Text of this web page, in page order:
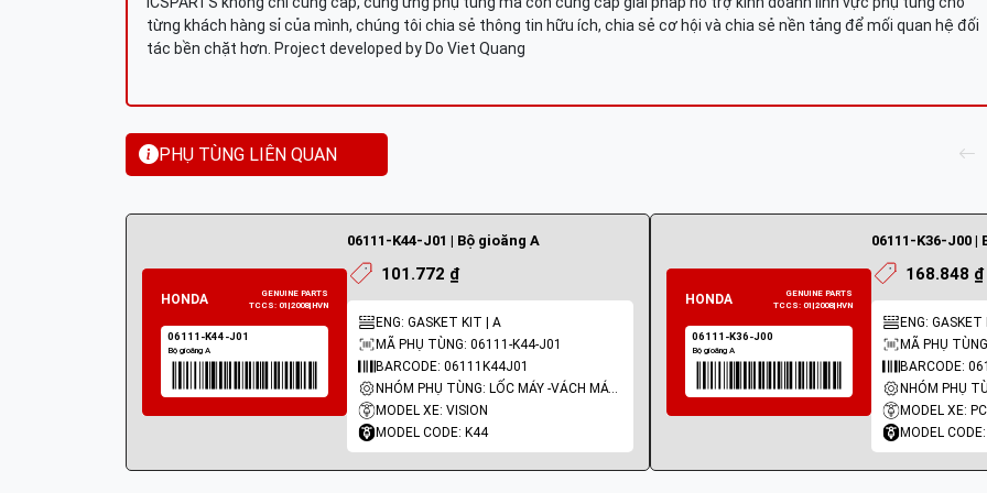
từng khách hàng sỉ của mình, chúng tôi chia sẻ thông tin hữu ích, chia sẻ cơ hội và chia sẻ nền tảng để mối quan hệ đối
tác bền chặt hơn. Project developed by Do Viet Quang
PHỤ TÙNG LIÊN QUAN
06111-K44-J01 | Bộ gioăng A
101.772 ₫
ENG: GASKET KIT | A
MÃ PHỤ TÙNG: 06111-K44-J01
BARCODE: 06111K44J01
NHÓM PHỤ TÙNG: LỐC MÁY -VÁCH MÁY - GIOĂNG MÁY
MODEL XE: VISION
MODEL CODE: K44
06111-K36-J00 |
168.848 ₫
ENG: GASKET
MÃ PHỤ
BARCODE:
MODEL XE:
MODEL